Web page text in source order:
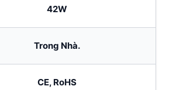
42W
Trong Nhà.
CE, RoHS